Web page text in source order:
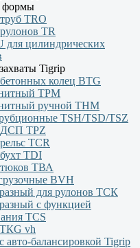
формы
TRO
TR
для цилиндрических
Tigrip
колец BTG
TPM
ручной ТНМ
TSH/TSD/TSZ
ДСП TPZ
TCR
TDI
тюков ТВА
BVH
для рулонов ТСК
с функцией
ТСS
vh
авто-балансировкой Tigrip